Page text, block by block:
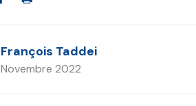
François Taddei
Novembre 2022